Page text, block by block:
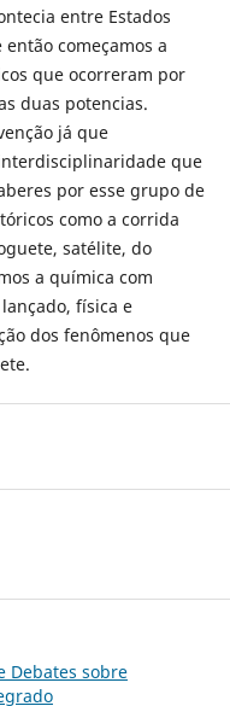
entre Estados
começamos a
que ocorreram por
duas potencias.
já que
que
por esse grupo de
como a corrida
satélite, do
a química com
física e
dos fenômenos que
Debates sobre